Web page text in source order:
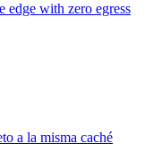
edge with zero egress
a la misma caché